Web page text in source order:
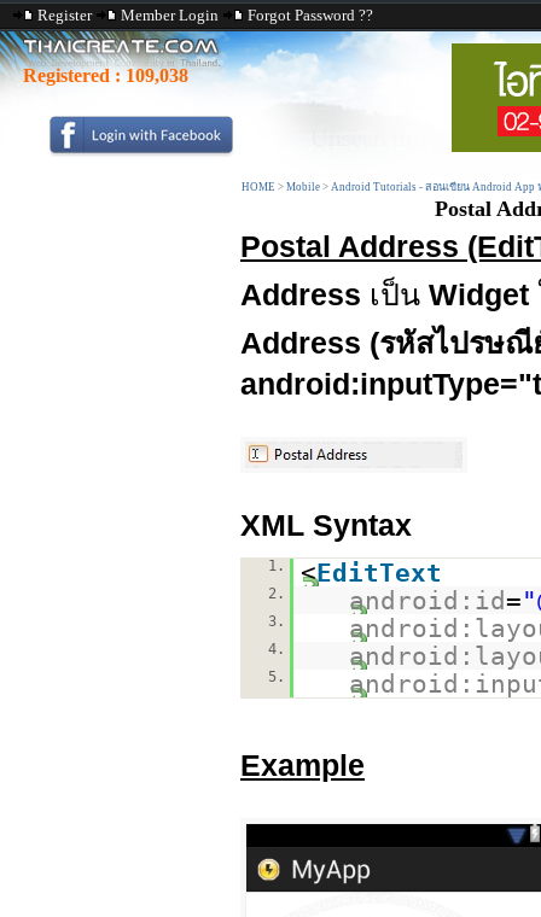
Register Member Login Forgot Password ??
Registered : 109,038
HOME > Mobile > Android Tutorials - สอนเขียน Android App
Postal
Postal Address
Address เป็น Widget
Address (รหัสไปรษณี
XML Syntax
1. <EditText
2. android:id=
3.
4.
5.
Example